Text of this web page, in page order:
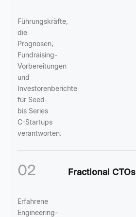
Führungskräfte,
die
Prognosen,
Fundraising-
Vorbereitungen
und
Investorenberichte
für Seed-
bis Series
C-Startups
verantworten.
02 Fractional CTOs
Erfahrene
Engineering-